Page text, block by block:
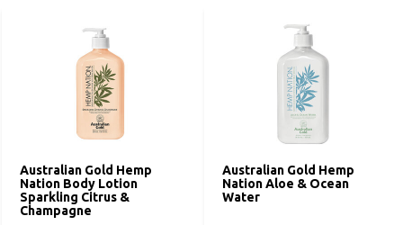
Australian Gold Hemp
Nation Body Lotion
Sparkling Citrus &
Champagne
Australian Gold Hemp
Nation Aloe & Ocean
Water